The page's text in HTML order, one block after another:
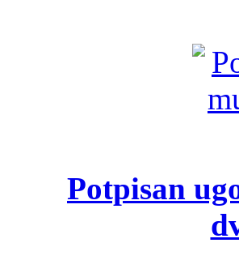
Potpisan